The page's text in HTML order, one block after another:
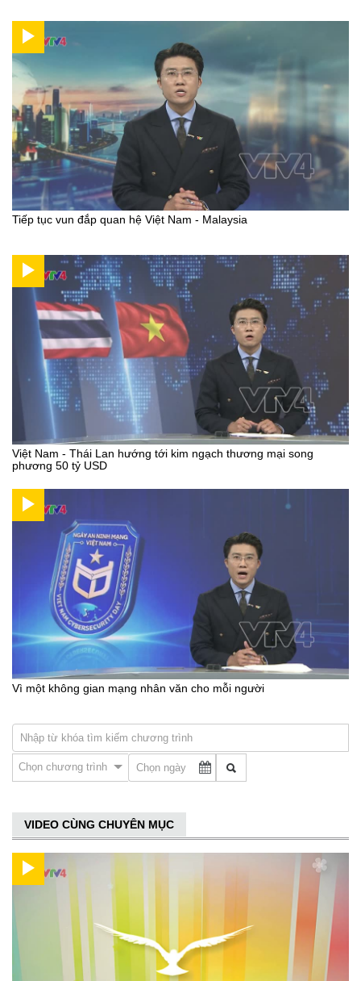
Tiếp tục vun đắp quan hệ Việt Nam - Malaysia
Việt Nam - Thái Lan hướng tới kim ngạch thương mại song
phương 50 tỷ USD
Vì một không gian mạng nhân văn cho mỗi người
Chọn chương trình
VIDEO CÙNG CHUYÊN MỤC